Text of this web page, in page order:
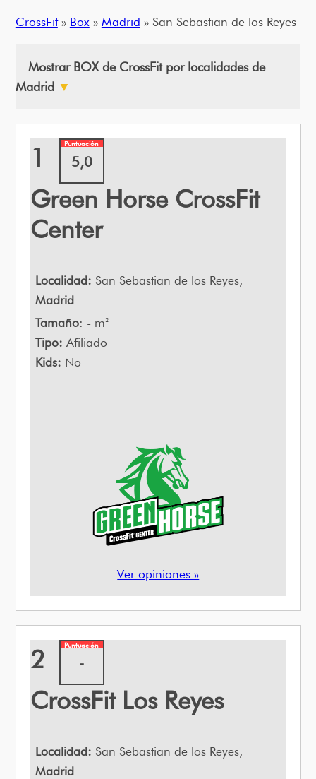
CrossFit» Box» Madrid » San Sebastian de los Reyes
Mostrar BOX de CrossFit por localidades de
Madrid ▼
1 Puntuación
5,0
Green Horse CrossFit
Center
Localidad: San Sebastian de los Reyes,
Madrid
Tamaño: - m2
Tipo: Afiliado
Kids: No
Ver opiniones »
2 Puntuación
-
CrossFit Los Reyes
Localidad: San Sebastian de los Reyes,
Madrid